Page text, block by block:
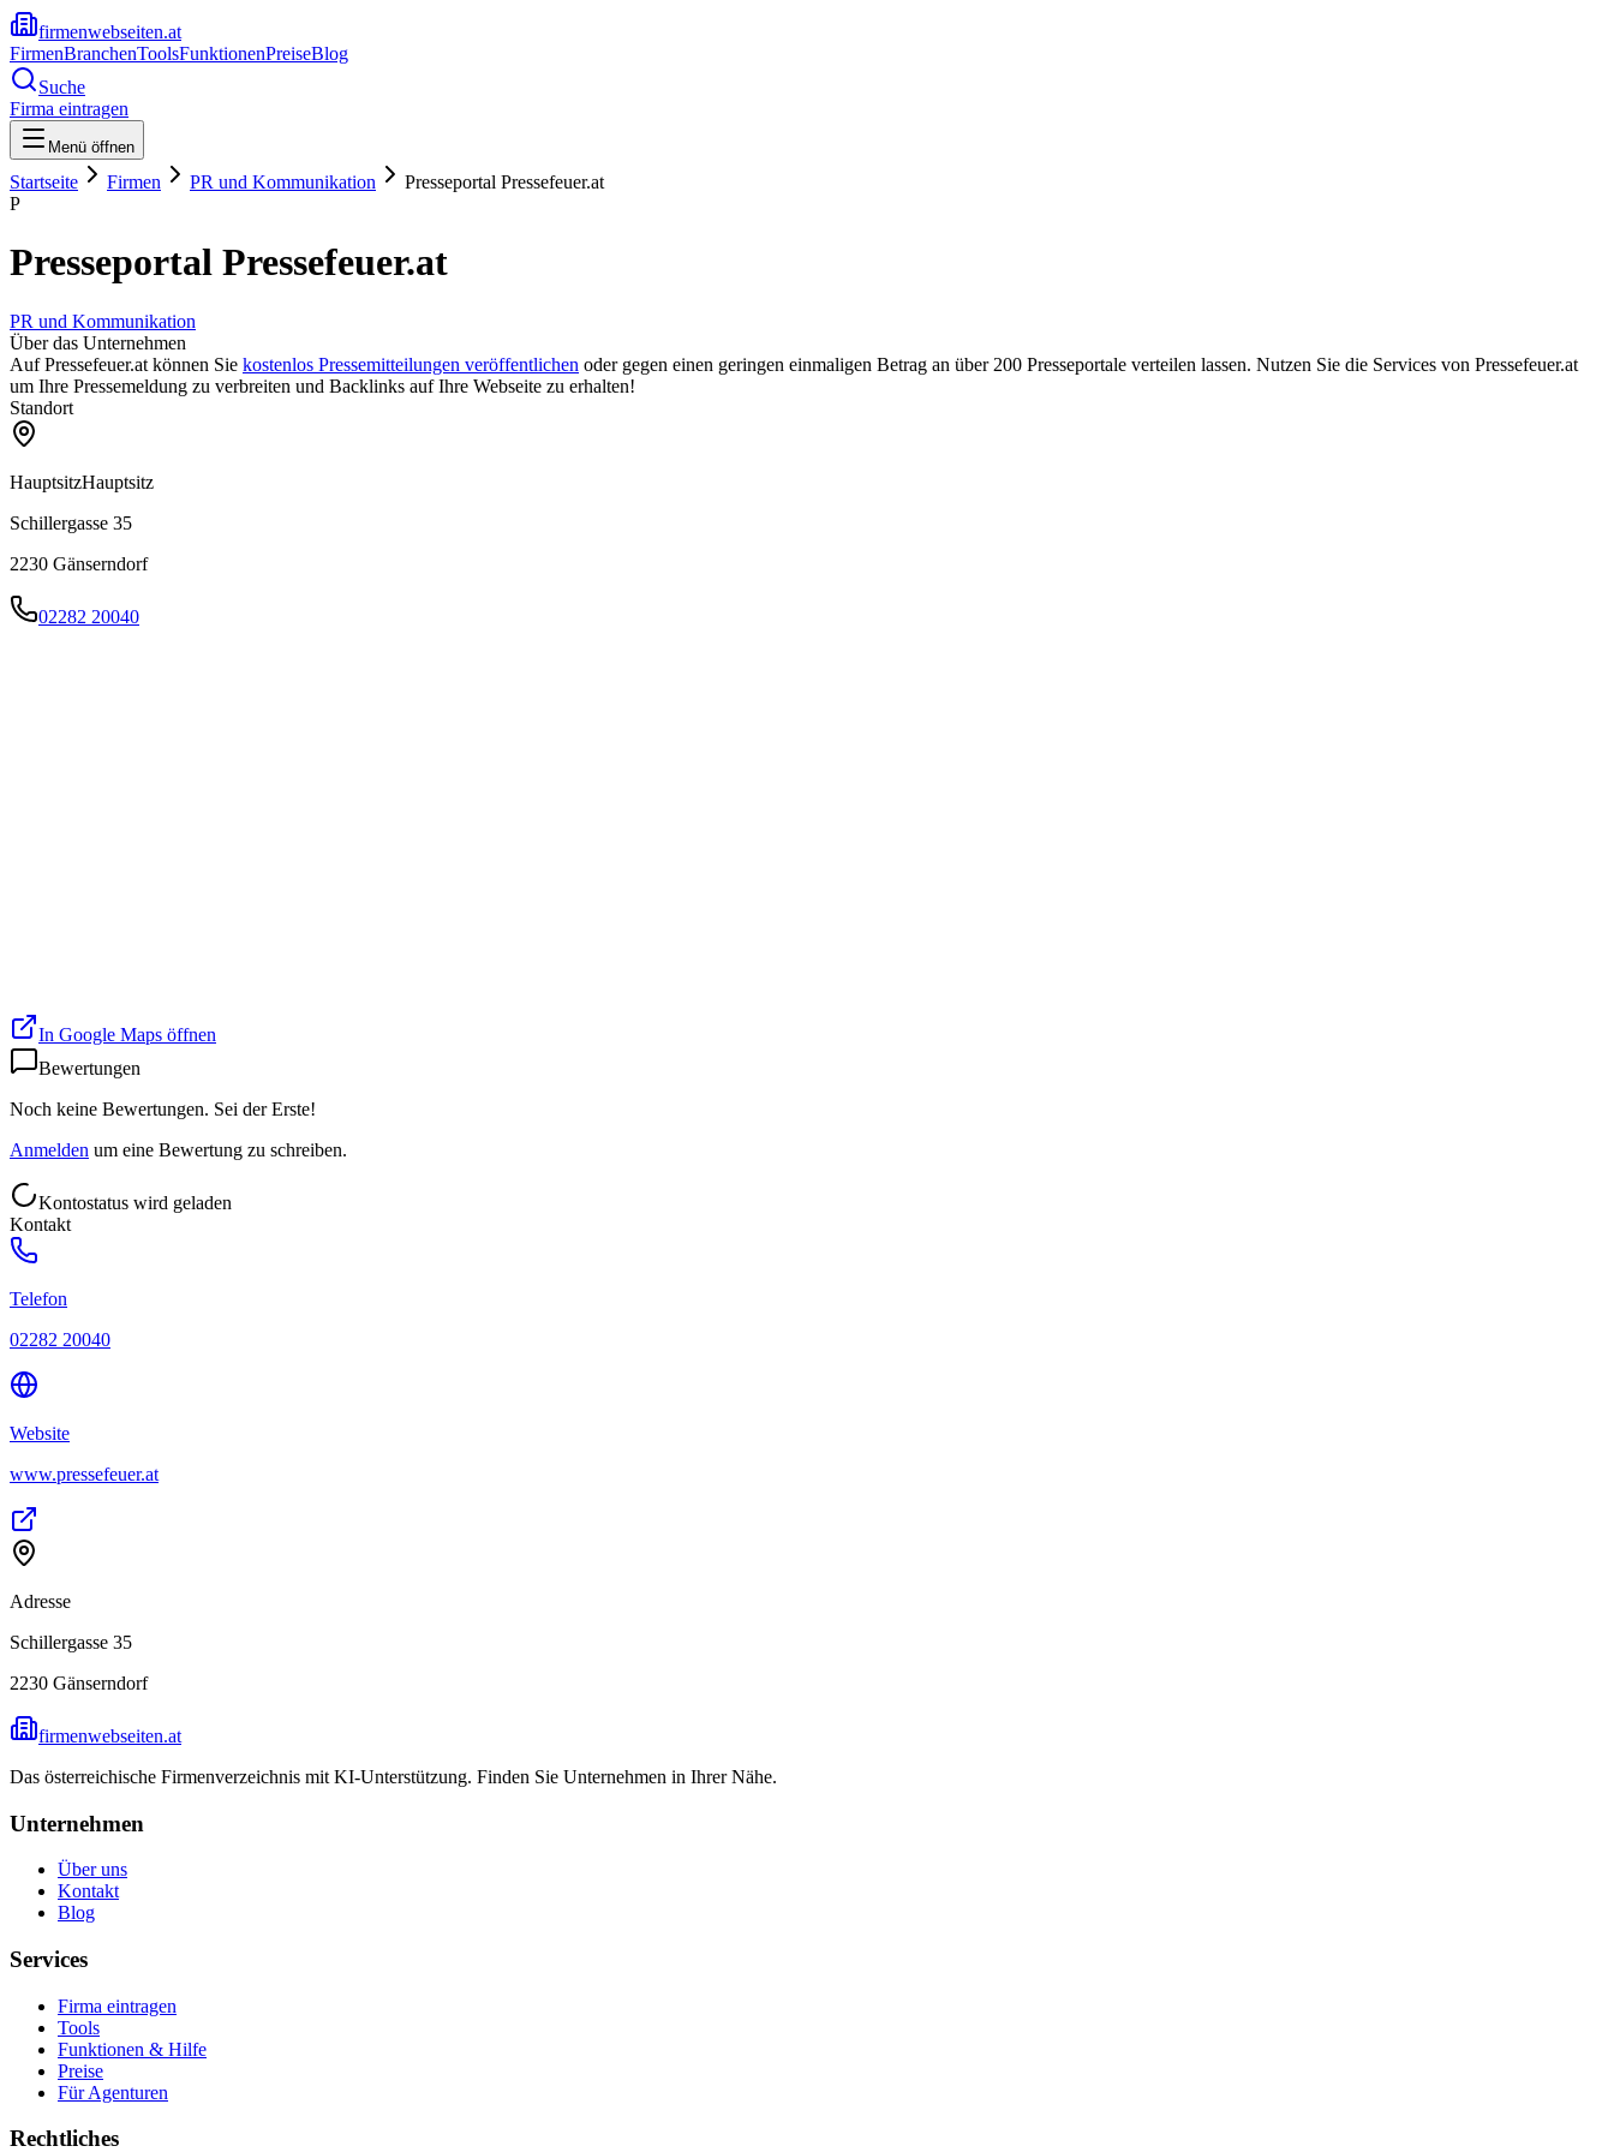
firmenwebseiten.at
FirmenBranchenToolsFunktionenPreiseBlog
Suche
Firma eintragen
Menü öffnen
Startseite Firmen PR und Kommunikation
Presseportal Pressefeuer.at
P
Presseportal Pressefeuer.at
PR und Kommunikation
Über das Unternehmen
Auf Pressefeuer.at können Sie kostenlos Pressemitteilungen veröffentlichen oder gegen einen geringen einmaligen Betrag an über 200 Presseportale verteilen lassen. Nutzen Sie die Services von Pressefeuer.at
um Ihre Pressemeldung zu verbreiten und Backlinks auf Ihre Webseite zu erhalten!
Standort
HauptsitzHauptsitz
Schillergasse 35
2230 Gänserndorf
02282 20040
In Google Maps öffnen
Bewertungen
Noch keine Bewertungen. Sei der Erste!
Anmelden um eine Bewertung zu schreiben.
Kontostatus wird geladen
Kontakt
Telefon
02282 20040
Website
www.pressefeuer.at
Adresse
Schillergasse 35
2230 Gänserndorf
firmenwebseiten.at
Das österreichische Firmenverzeichnis mit KI-Unterstützung. Finden Sie Unternehmen in Ihrer Nähe.
Unternehmen
Über uns
Kontakt
Blog
Services
Firma eintragen
Tools
Funktionen & Hilfe
Preise
Für Agenturen
Rechtliches